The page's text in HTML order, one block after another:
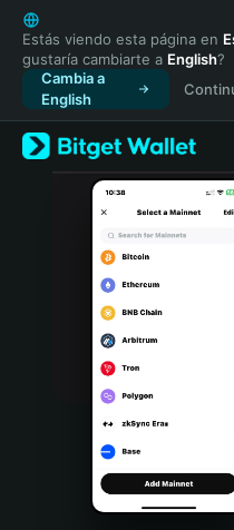
English
日本語
Tiếng Việt
Русский
Español (Latinoamérica)
Türkçe
Italiano
Português (Portugal)
Bahasa Indonesia
Português (Brasil)
Español (Argentina)
Estás viendo esta página en
gustaría cambiarte a English?
Cambia a
English